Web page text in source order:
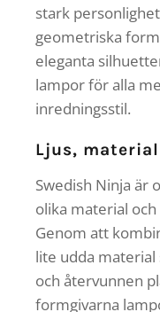
stark
geometriska
eleganta
lampor för alla
inredningsstil.
Ljus,
Swedish Ninja är
olika material
Genom att
lite udda
och återvunnen
formgivarna